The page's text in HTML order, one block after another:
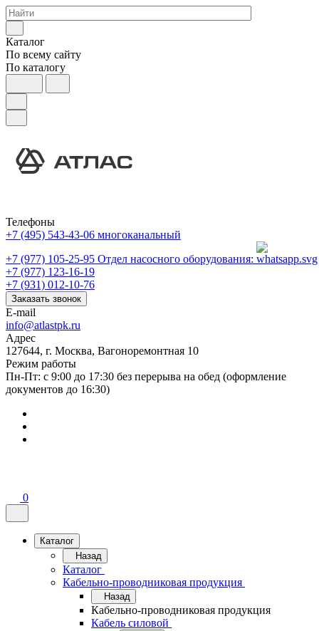
Каталог
По всему сайту
По каталогу
Телефоны
+7 (495) 543-43-06 многоканальный
+7 (977) 105-25-95 Отдел насосного оборудования:
+7 (977) 123-16-19
+7 (931) 012-10-76
Заказать звонок
E-mail
info@atlastpk.ru
Адрес
127644, г. Москва, Вагоноремонтная 10
Режим работы
Пн-Пт: с 9:00 до 17:30 без перерыва на обед (оформление
документов до 16:30)
0
Каталог
Назад
Каталог
Кабельно-проводниковая продукция
Назад
Кабельно-проводниковая продукция
Кабель силовой